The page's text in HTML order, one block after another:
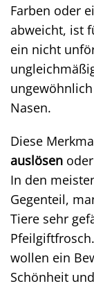
Farben oder
abweicht, ist
ein nicht
Nasen.
Diese
auslösen
In den
Gegenteil,
Tiere sehr
wollen ein
Schönheit